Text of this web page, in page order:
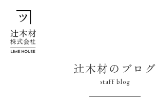
辻木材のブログ
staff blog